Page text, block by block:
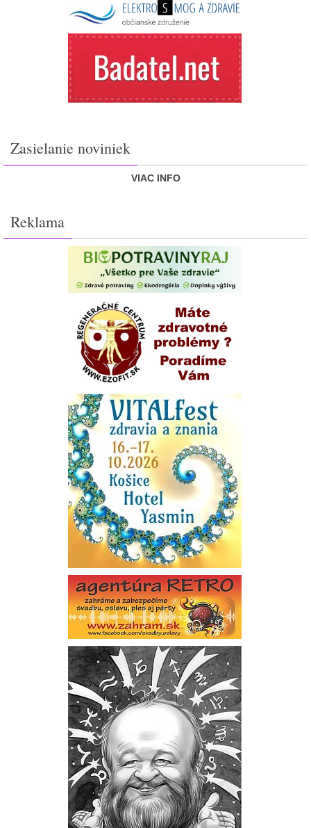
Zasielanie noviniek
VIAC INFO
Reklama